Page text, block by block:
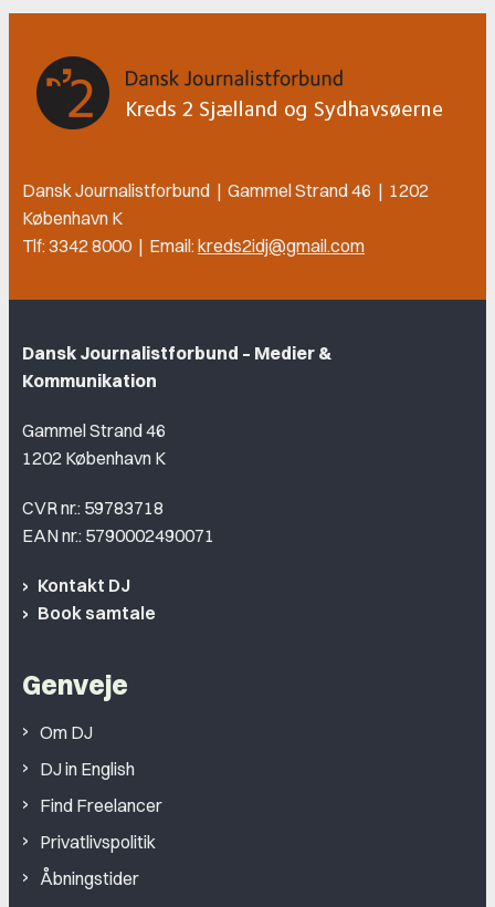
Dansk Journalistforbund | Gammel Strand 46 | 1202
København K
Tlf: 3342 8000 | Email:kreds2idj@gmail.com
Dansk Journalistforbund – Medier &
Kommunikation
Gammel Strand 46
1202 København K
CVR nr.: 59783718
EAN nr.: 5790002490071
Kontakt DJ
Book samtale
Genveje
Om DJ
DJ in English
Find Freelancer
Privatlivspolitik
Åbningstider